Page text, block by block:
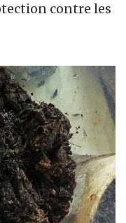
contre les